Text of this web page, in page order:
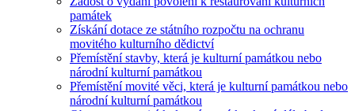
památek
Získání dotace ze státního rozpočtu na ochranu
movitého kulturního dědictví
Přemístění stavby, která je kulturní památkou nebo
národní kulturní památkou
Přemístění movité věci, která je kulturní památkou nebo
národní kulturní památkou